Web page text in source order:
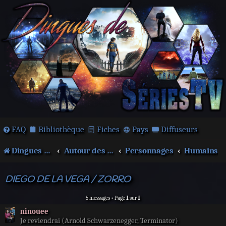
FAQ Bibliothèque Fiches Pays Diffuseurs
Dingues de séries télé ! Autour des films et séries Personnages Humains
DIEGO DE LA VEGA / ZORRO
5 messages • Page1sur1
ninouee
Je reviendrai (Arnold Schwarzenegger, Terminator)